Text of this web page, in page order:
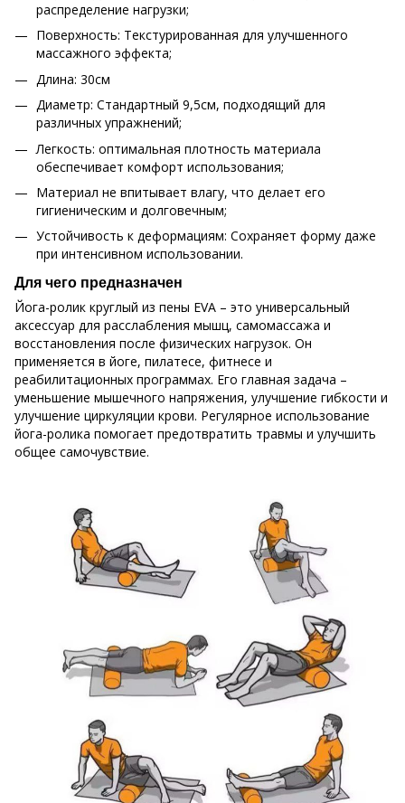
распределение нагрузки;
Поверхность: Текстурированная для улучшенного
массажного эффекта;
Длина: 30см
Диаметр: Стандартный 9,5см, подходящий для
различных упражнений;
Легкость: оптимальная плотность материала
обеспечивает комфорт использования;
Материал не впитывает влагу, что делает его
гигиеническим и долговечным;
Устойчивость к деформациям: Сохраняет форму даже
при интенсивном использовании.
Для чего предназначен
Йога-ролик круглый из пены EVA – это универсальный
аксессуар для расслабления мышц, самомассажа и
восстановления после физических нагрузок. Он
применяется в йоге, пилатесе, фитнесе и
реабилитационных программах. Его главная задача –
уменьшение мышечного напряжения, улучшение гибкости и
улучшение циркуляции крови. Регулярное использование
йога-ролика помогает предотвратить травмы и улучшить
общее самочувствие.